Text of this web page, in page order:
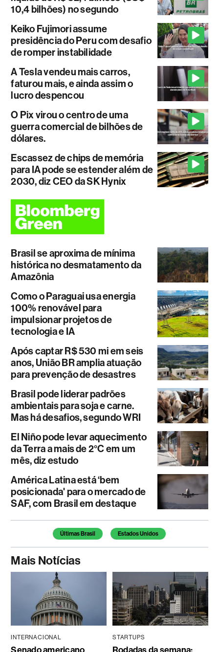
10,4 bilhões) no segundo
Keiko Fujimori assume
presidência do Peru com desafio
de romper instabilidade
A Tesla vendeu mais carros,
faturou mais, e ainda assim o
lucro despencou
O Pix virou o centro de uma
guerra comercial de bilhões de
dólares.
Escassez de chips de memória
para IA pode se estender além de
2030, diz CEO da SK Hynix
Brasil se aproxima de mínima
histórica no desmatamento da
Amazônia
Como o Paraguai usa energia
100% renovável para
impulsionar projetos de
tecnologia e IA
Após captar R$ 530 mi em seis
anos, União BR amplia atuação
para prevenção de desastres
Brasil pode liderar padrões
ambientais para soja e carne.
Mas há desafios, segundo WRI
El Niño pode levar aquecimento
da Terra a mais de 2°C em um
mês, diz estudo
América Latina está ‘bem
posicionada' para o mercado de
SAF, com Brasil em destaque
Temas deste artigo
Últimas Brasil Estados Unidos
Mais Notícias
INTERNACIONAL STARTUPS